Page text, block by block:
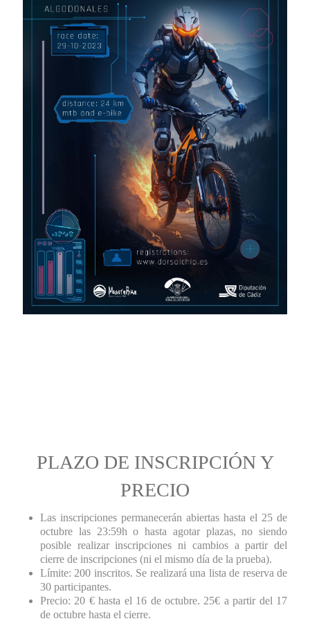
PLAZO DE INSCRIPCIÓN Y
PRECIO
Las inscripciones permanecerán abiertas hasta el 25 de
octubre las 23:59h o hasta agotar plazas, no siendo
posible realizar inscripciones ni cambios a partir del
cierre de inscripciones (ni el mismo día de la prueba).
Límite: 200 inscritos. Se realizará una lista de reserva de
30 participantes.
Precio: 20 € hasta el 16 de octubre. 25€ a partir del 17
de octubre hasta el cierre.